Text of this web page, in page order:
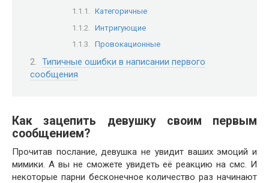
Категоричные
Интригующие
Провокационные
Типичные ошибки в написании первого
сообщения
Как зацепить девушку своим первым
сообщением?
Прочитав послание, девушка не увидит ваших эмоций и
мимики. А вы не сможете увидеть её реакцию на смс. И
некоторые парни бесконечное количество раз начинают